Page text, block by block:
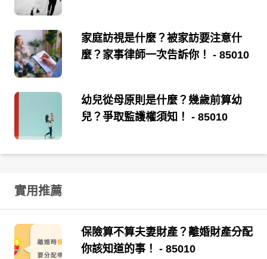
家庭訪視是什麼？被家訪要注意什
麼？家事律師一次告訴你！ - 85010
幼兒從母原則是什麼？幾歲前算幼
兒？爭取監護權須知！ - 85010
實用推薦
保險算不算夫妻財產？離婚財產分配
你該知道的事！ - 85010